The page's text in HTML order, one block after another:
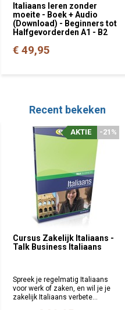
Italiaans leren zonder
moeite - Boek + Audio
(Download) - Beginners tot
Halfgevorderden A1 - B2
€ 49,95
Recent bekeken
Cursus Zakelijk Italiaans -
Talk Business Italiaans
-21%
AKTIE
Spreek je regelmatig Italiaans
voor werk of zaken, en wil je je
zakelijk Italiaans verbete...